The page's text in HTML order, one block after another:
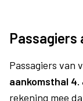
Passagiers
Passagiers van
aankomsthal 4.
rekening mee